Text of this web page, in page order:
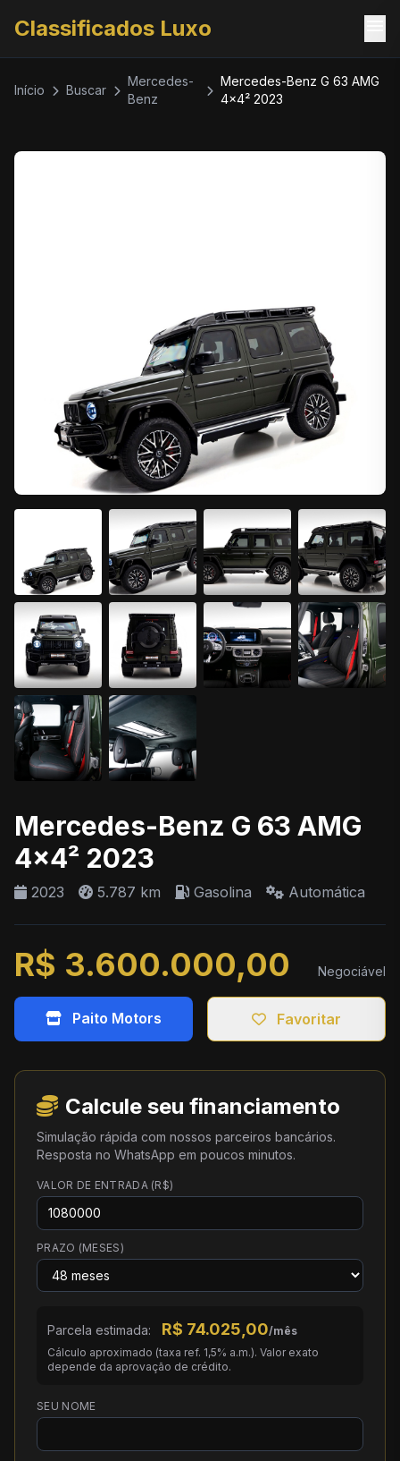
Classificados Luxo
Início Buscar
Mercedes-
Benz
Mercedes-Benz G 63 AMG
4x4² 2023
Mercedes-Benz G 63 AMG
4x4² 2023
2023 5.787 km Gasolina Automática
R$ 3.600.000,00 Negociável
Paito Motors Favoritar
Calcule seu financiamento
Simulação rápida com nossos parceiros bancários.
Resposta no WhatsApp em poucos minutos.
VALOR DE ENTRADA (R$)
PRAZO (MESES)
Parcela estimada: R$ 74.025,00/mês
Cálculo aproximado (taxa ref. 1,5% a.m.). Valor exato
depende da aprovação de crédito.
SEU NOME